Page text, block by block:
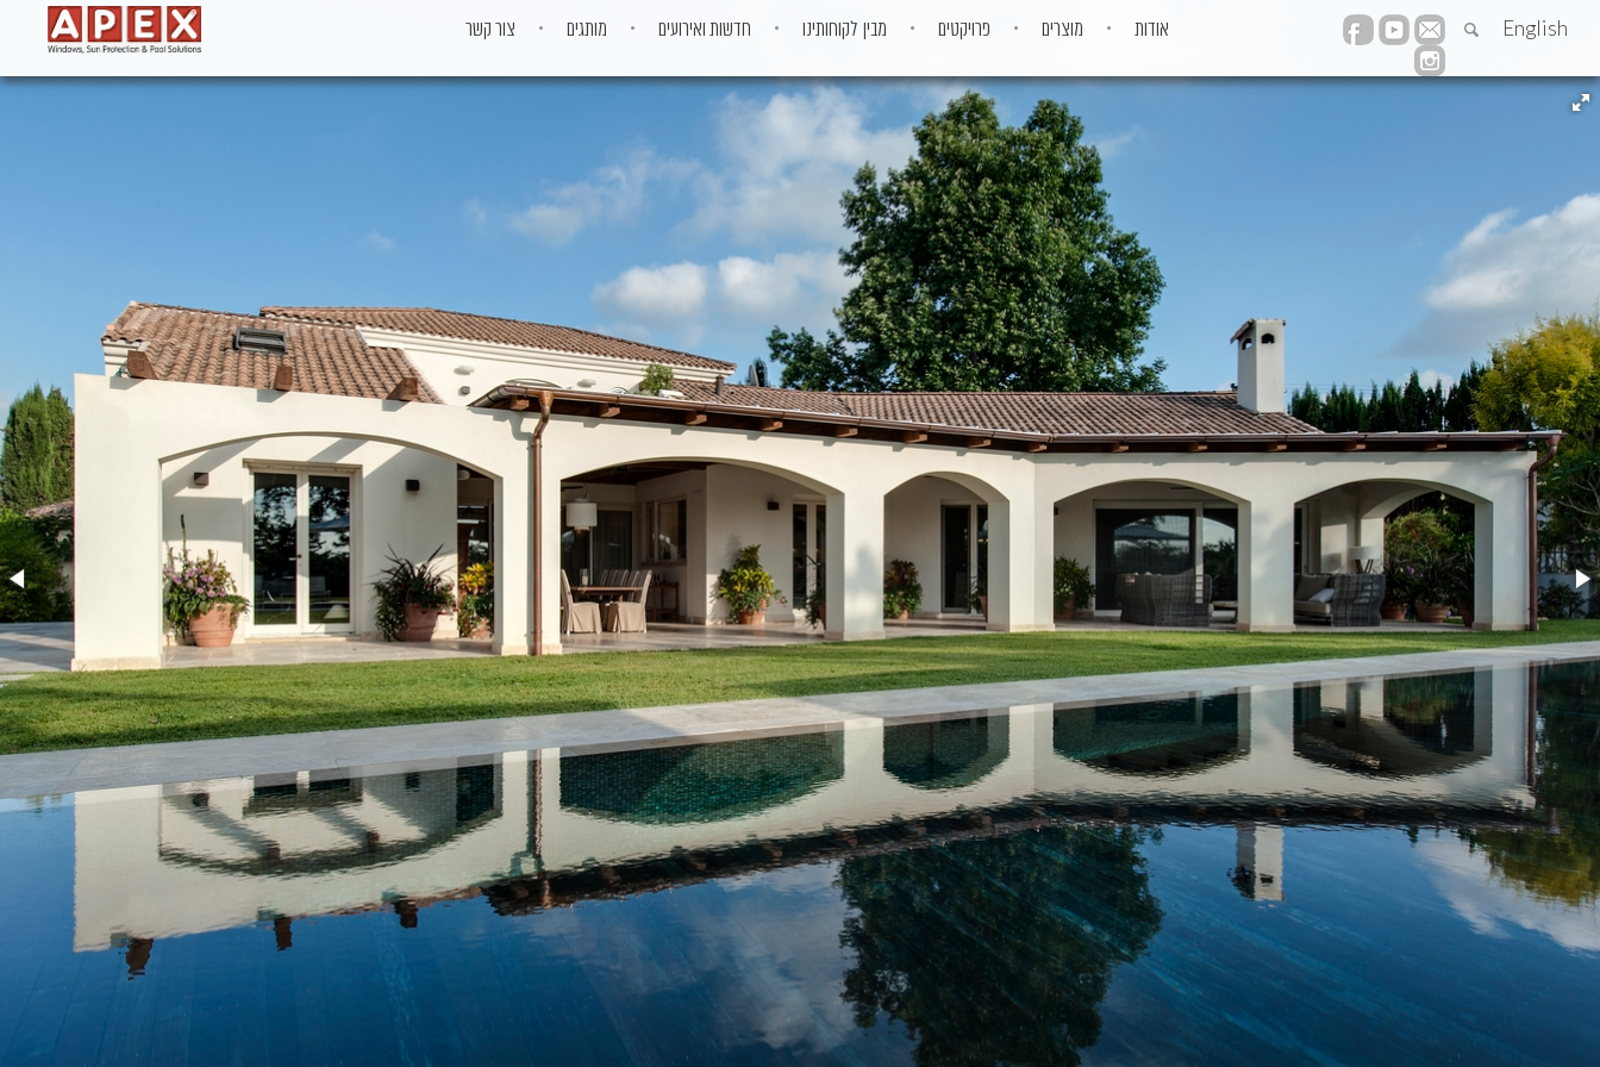
English אודות מוצרים פרויקטים מבין לקוחותינו חדשות ואירועים מותגים צור קשר